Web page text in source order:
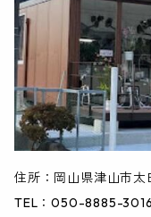
住所：岡山県津山市太
TEL：050-8885-3016